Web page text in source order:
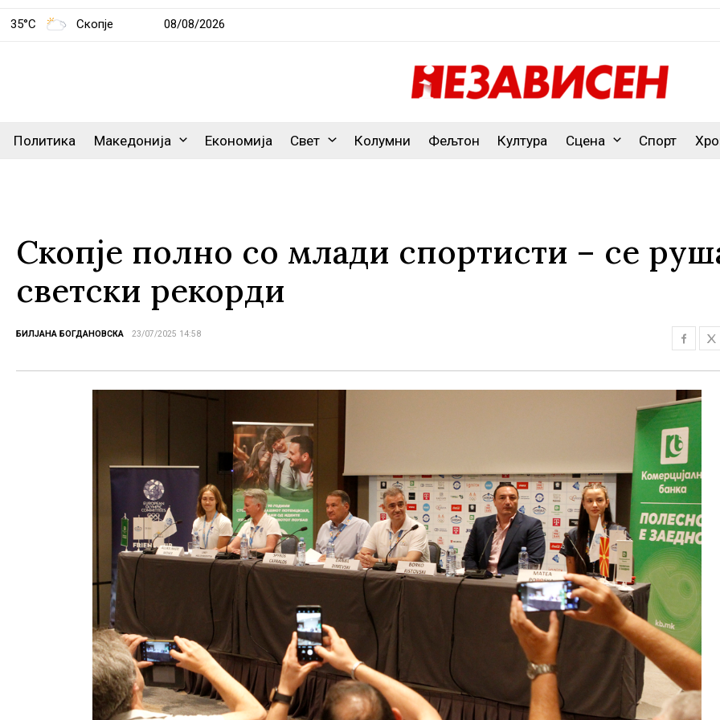
35°C Скопје 08/08/2026
Политика Македонија Економија Свет Колумни Фељтон Култура Сцена Спорт
Скопје полно со млади спортисти – се
светски рекорди
БИЛЈАНА БОГДАНОВСКА 23/07/2025 14:58